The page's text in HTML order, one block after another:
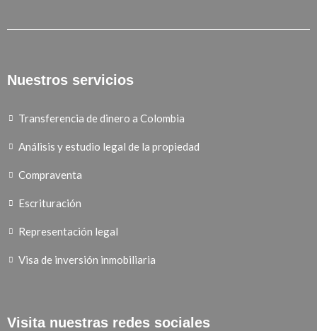
Nuestros servicios
Transferencia de dinero a Colombia
Análisis y estudio legal de la propiedad
Compraventa
Escrituración
Representación legal
Visa de inversión inmobiliaria
Visita nuestras redes sociales